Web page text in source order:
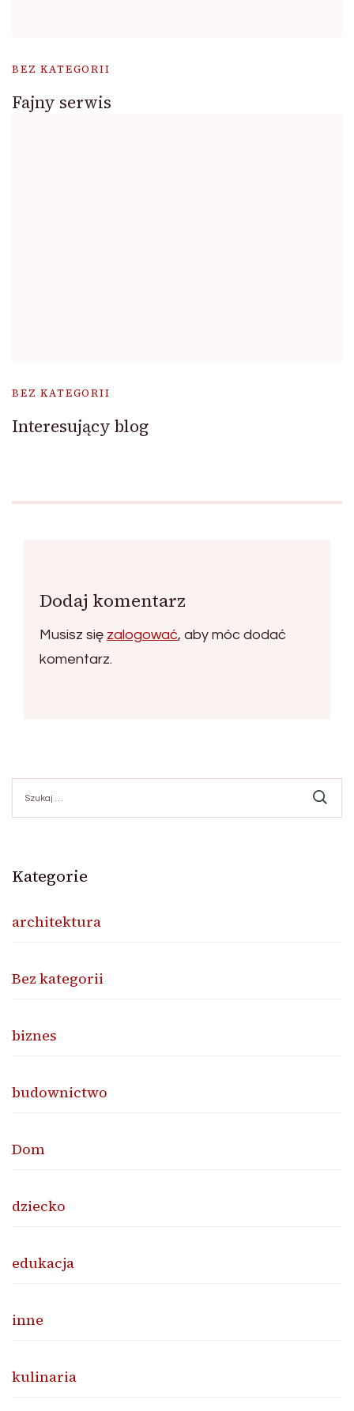
BEZ KATEGORII
Fajny serwis
BEZ KATEGORII
Interesujący blog
Dodaj komentarz
Musisz się zalogować, aby móc dodać
komentarz.
Kategorie
architektura
Bez kategorii
biznes
budownictwo
Dom
dziecko
edukacja
inne
kulinaria